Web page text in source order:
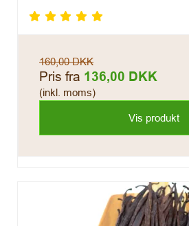
160,00 DKK
Pris fra 136,00 DKK
(inkl. moms)
Vis produkt